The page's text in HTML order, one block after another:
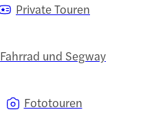
Private Touren
Fahrrad und Segway
Fototouren